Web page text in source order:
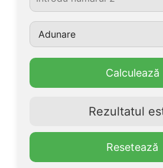
Calculează
Rezultatul
Resetează